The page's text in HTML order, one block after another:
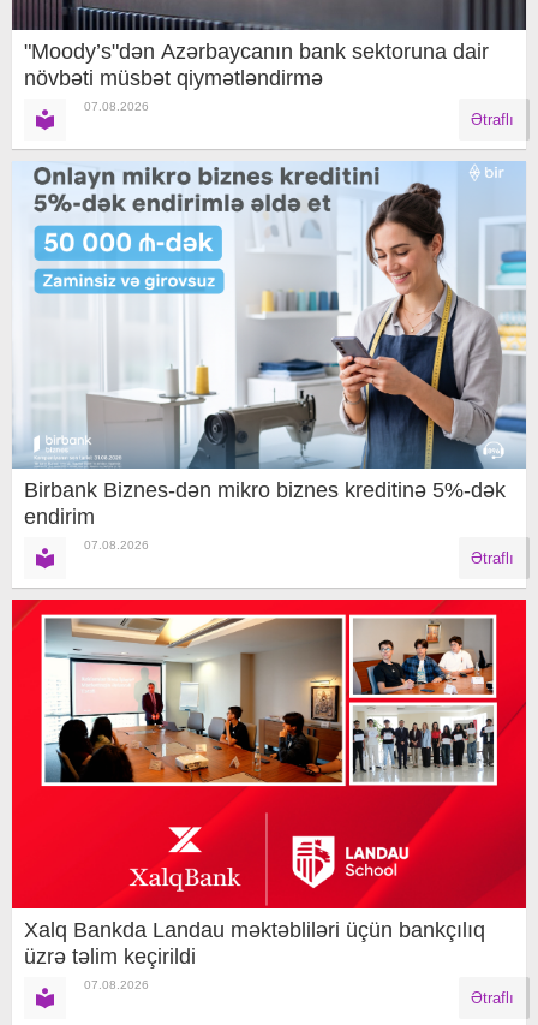
"Moody’s"dən Azərbaycanın bank sektoruna dair
növbəti müsbət qiymətləndirmə
07.08.2026
Ətraflı
Birbank Biznes-dən mikro biznes kreditinə 5%-dək
endirim
07.08.2026
Ətraflı
Xalq Bankda Landau məktəbliləri üçün bankçılıq
üzrə təlim keçirildi
07.08.2026
Ətraflı